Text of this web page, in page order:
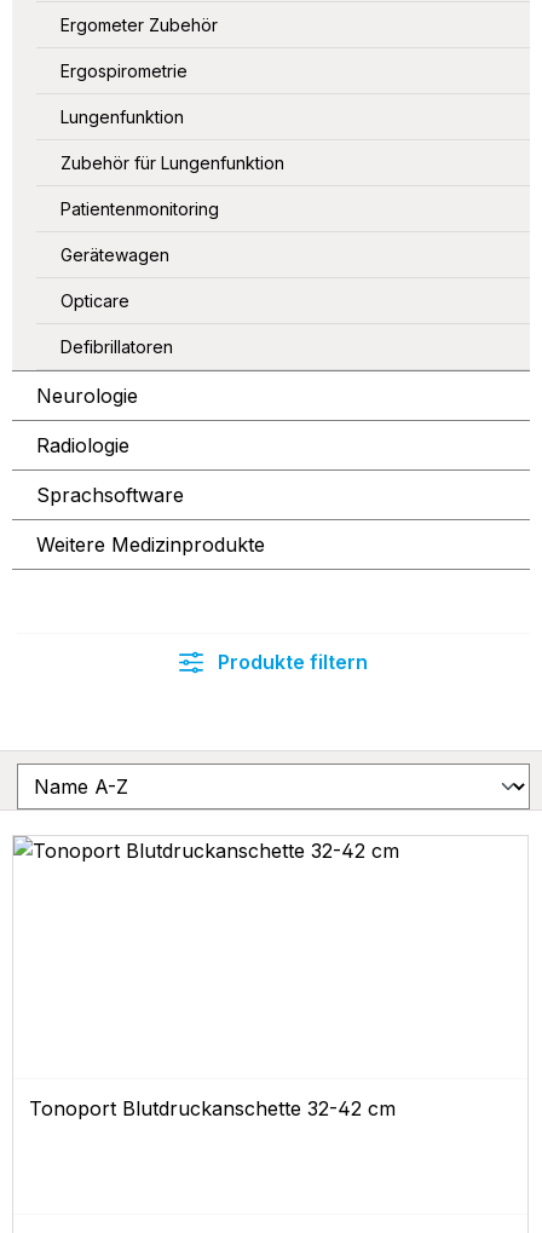
Ergometer Zubehör
Ergospirometrie
Lungenfunktion
Zubehör für Lungenfunktion
Patientenmonitoring
Gerätewagen
Opticare
Defibrillatoren
Neurologie
Radiologie
Sprachsoftware
Weitere Medizinprodukte
Produkte filtern
Tonoport Blutdruckanschette 32-42 cm